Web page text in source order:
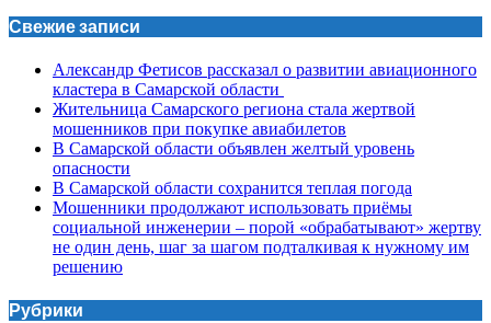
Свежие записи
Александр Фетисов рассказал о развитии авиационного
кластера в Самарской области
Жительница Самарского региона стала жертвой
мошенников при покупке авиабилетов
В Самарской области объявлен желтый уровень
опасности
В Самарской области сохранится теплая погода
Мошенники продолжают использовать приёмы
социальной инженерии – порой «обрабатывают» жертву
не один день, шаг за шагом подталкивая к нужному им
решению
Рубрики